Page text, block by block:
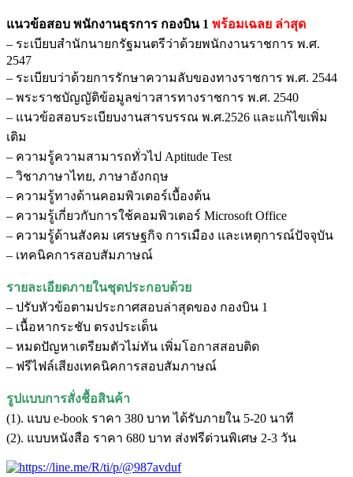
1
ชิ้น
แนวข้อสอบ พนักงานธุรการ กองบิน 1 พร้อมเฉลย ล่าสุด
– ระเบียบสำนักนายกรัฐมนตรีว่าด้วยพนักงานราชการ พ.ศ.
2547
– ระเบียบว่าด้วยการรักษาความลับของทางราชการ พ.ศ. 2544
– พระราชบัญญัติข้อมูลข่าวสารทางราชการ พ.ศ. 2540
– แนวข้อสอบระเบียบงานสารบรรณ พ.ศ.2526 และแก้ไขเพิ่ม
เติม
– ความรู้ความสามารถทั่วไป Aptitude Test
– วิชาภาษาไทย, ภาษาอังกฤษ
– ความรู้ทางด้านคอมพิวเตอร์เบื้องต้น
– ความรู้เกี่ยวกับการใช้คอมพิวเตอร์ Microsoft Office
– ความรู้ด้านสังคม เศรษฐกิจ การเมือง และเหตุการณ์ปัจจุบัน
– เทคนิคการสอบสัมภาษณ์
รายละเอียดภายในชุดประกอบด้วย
– ปรับหัวข้อตามประกาศสอบล่าสุดของ กองบิน 1
– เนื้อหากระชับ ตรงประเด็น
– หมดปัญหาเตรียมตัวไม่ทัน เพิ่มโอกาสสอบติด
– ฟรีไฟล์เสียงเทคนิคการสอบสัมภาษณ์
รูปแบบการสั่งชื้อสินค้า
(1). แบบ e-book ราคา 380 บาท ได้รับภายใน 5-20 นาที
(2). แบบหนังสือ ราคา 680 บาท ส่งฟรีด่วนพิเศษ 2-3 วัน